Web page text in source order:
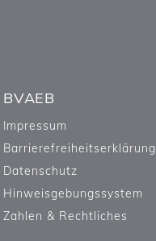
BVAEB
Impressum
Barrierefreiheitserklärung
Datenschutz
Hinweisgebungssystem
Zahlen & Rechtliches